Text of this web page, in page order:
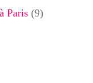
Paris (9)